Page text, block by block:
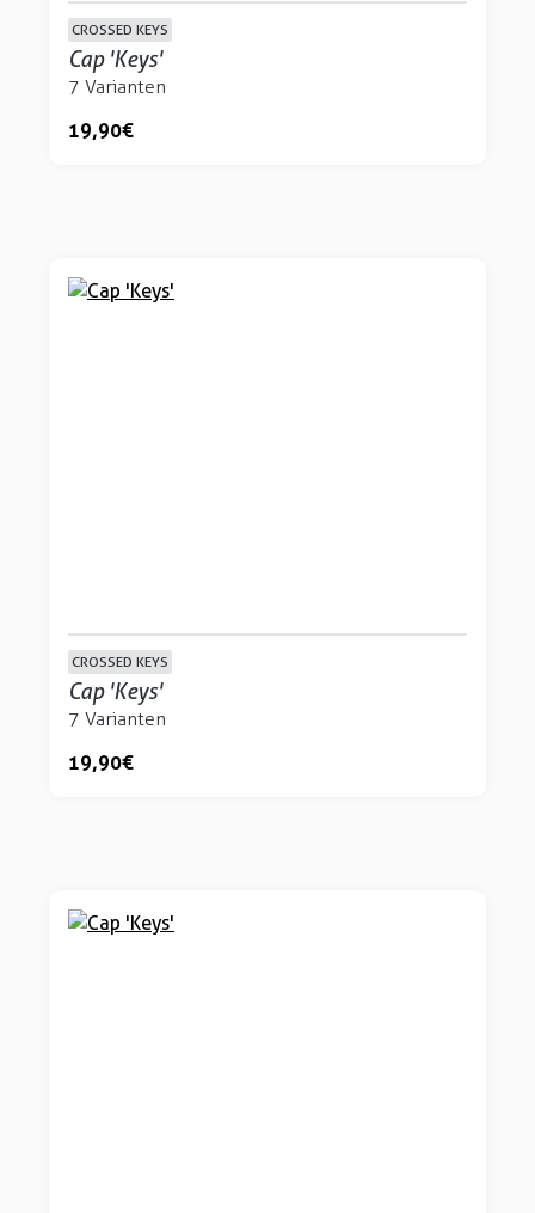
CROSSED KEYS
Cap 'Keys'
7 Varianten
19,90 €
CROSSED KEYS
Cap 'Keys'
7 Varianten
19,90 €